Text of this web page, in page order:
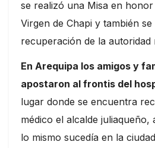
se realizó una Misa en
Virgen de Chapi y también
recuperación de la autoridad
En Arequipa los amigos y
apostaron al frontis del
lugar donde se encuentra
médico el alcalde juliaqueño,
lo mismo sucedía en la